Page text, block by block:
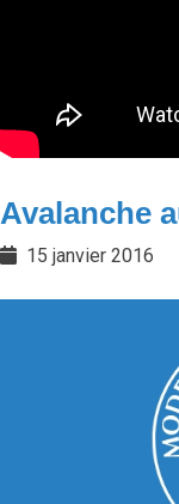
Avalanche
15 janvier 2016